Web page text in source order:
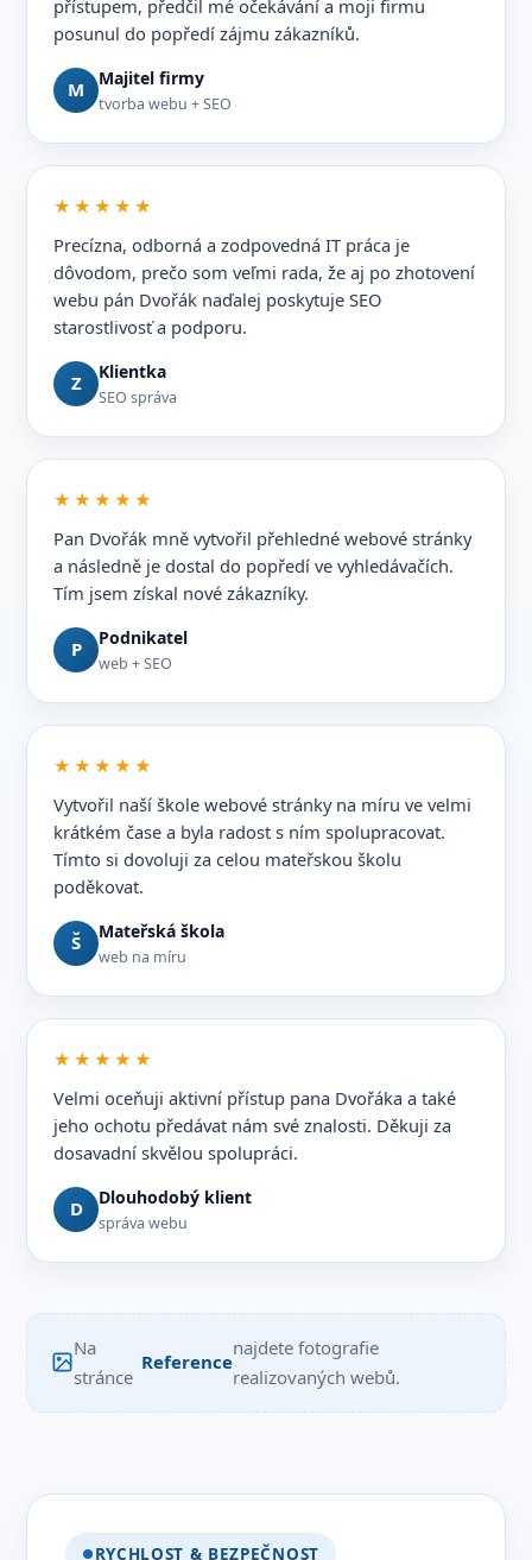
přístupem, předčil mé očekávání a moji firmu
posunul do popředí zájmu zákazníků.
M Majitel firmy
tvorba webu + SEO
★★★★★
Precízna, odborná a zodpovedná IT práca je
dôvodom, prečo som veľmi rada, že aj po zhotovení
webu pán Dvořák naďalej poskytuje SEO
starostlivosť a podporu.
Z Klientka
SEO správa
★★★★★
Pan Dvořák mně vytvořil přehledné webové stránky
a následně je dostal do popředí ve vyhledávačích.
Tím jsem získal nové zákazníky.
P Podnikatel
web + SEO
★★★★★
Vytvořil naší škole webové stránky na míru ve velmi
krátkém čase a byla radost s ním spolupracovat.
Tímto si dovoluji za celou mateřskou školu
poděkovat.
Š Mateřská škola
web na míru
★★★★★
Velmi oceňuji aktivní přístup pana Dvořáka a také
jeho ochotu předávat nám své znalosti. Děkuji za
dosavadní skvělou spolupráci.
D Dlouhodobý klient
správa webu
Na
stránce
Reference
najdete fotografie
realizovaných webů.
RYCHLOST & BEZPEČNOST